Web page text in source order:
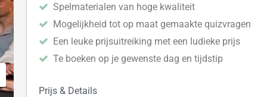
Spelmaterialen van hoge kwaliteit
Mogelijkheid tot op maat gemaakte quizvragen
Een leuke prijsuitreiking met een ludieke prijs
Te boeken op je gewenste dag en tijdstip
Prijs & Details